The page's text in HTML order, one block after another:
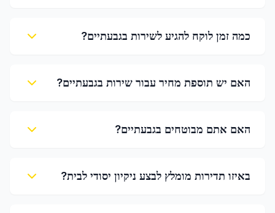
כמה זמן לוקח להגיע לשירות בגבעתיים?
האם יש תוספת מחיר עבור שירות בגבעתיים?
האם אתם מבוטחים בגבעתיים?
באיזו תדירות מומלץ לבצע ניקיון יסודי לבית?